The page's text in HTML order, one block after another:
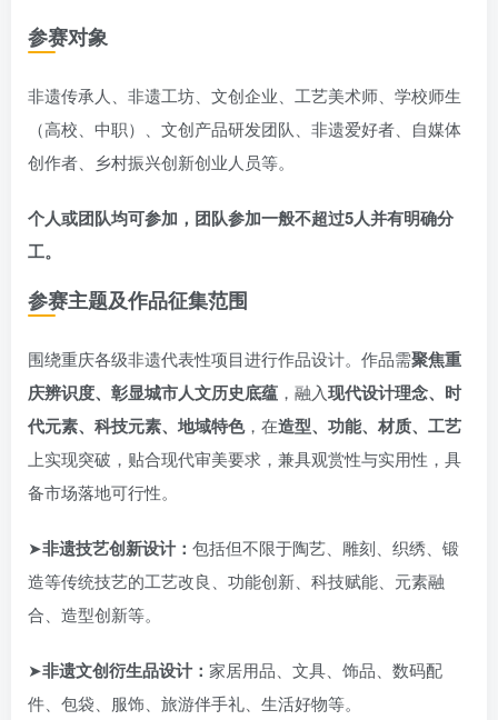
参赛对象
非遗传承人、非遗工坊、文创企业、工艺美术师、学校师生
（高校、中职）、文创产品研发团队、非遗爱好者、自媒体
创作者、乡村振兴创新创业人员等。
个人或团队均可参加，团队参加一般不超过5人并有明确分
工。
参赛主题及作品征集范围
围绕重庆各级非遗代表性项目进行作品设计。作品需聚焦重
庆辨识度、彰显城市人文历史底蕴 ，融入现代设计理念、时
代元素、科技元素、地域特色，在造型、功能、材质、工艺
上实现突破，贴合现代审美要求，兼具观赏性与实用性，具
备市场落地可行性。
➤非遗技艺创新设计： 包括但不限于陶艺、雕刻、织绣、锻
造等传统技艺的工艺改良、功能创新、科技赋能、元素融
合、造型创新等。
➤非遗文创衍生品设计： 家居用品、文具、饰品、数码配
件、包袋、服饰、旅游伴手礼、生活好物等。